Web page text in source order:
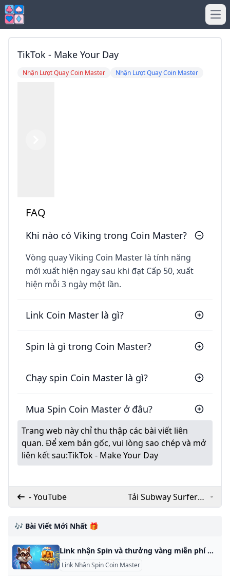
TikTok - Make Your Day
Nhận Lượt Quay Coin Master Nhận Lượt Quay Coin Master
FAQ
Khi nào có Viking trong Coin Master?
Vòng quay Viking Coin Master là tính năng
mới xuất hiện ngay sau khi đạt Cấp 50, xuất
hiện mỗi 3 ngày một lần.
Link Coin Master là gì?
Spin là gì trong Coin Master?
Chạy spin Coin Master là gì?
Mua Spin Coin Master ở đâu?
Trang web này chỉ thu thập các bài viết liên
quan. Để xem bản gốc, vui lòng sao chép và mở
liên kết sau:TikTok - Make Your Day
- YouTube
Tải Subway Surfers
MOD APK 3.36.2
🎶 Bài Viết Mới Nhất 🎁
Link nhận Spin và thưởng vàng miễn phí game Pet Master cập nhật 23/01/2025 Dưới đây, GameVui xin chia sẻ link nhận Spin Pet Master miễn phí cập nhật hàng ngày để các bạn có thể nhận trực tiếp Pet Master Free Spins And Coins Game Mobile 156 Đánh giá Nếu bạn đã nhàm chán với Coin Master thì Pet Master là một lựa chọn thay thế thú vị với gameplay tương tự. Cả hai trò chơi đều của Moon Active và đều dành được sự yêu mến của cộng đồng game thủ.
Link Nhận Spin Coin Master